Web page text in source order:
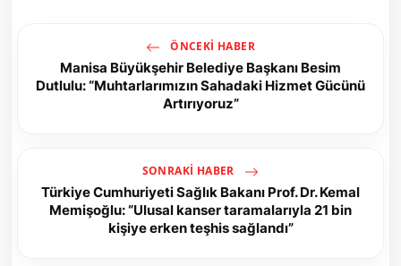
ÖNCEKI HABER
Manisa Büyükşehir Belediye Başkanı Besim
Dutlulu: “Muhtarlarımızın Sahadaki Hizmet Gücünü
Artırıyoruz”
SONRAKI HABER
Türkiye Cumhuriyeti Sağlık Bakanı Prof. Dr. Kemal
Memişoğlu: “Ulusal kanser taramalarıyla 21 bin
kişiye erken teşhis sağlandı”